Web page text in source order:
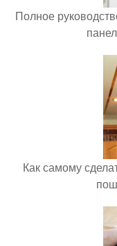
Полное
Как самому